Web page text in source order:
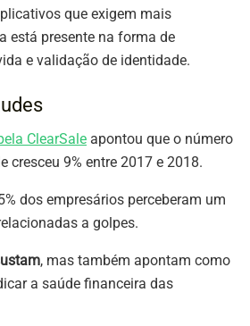
que exigem mais
está presente na forma de
e validação de identidade.
ClearSale apontou que o número
cresceu 9% entre 2017 e 2018.
dos empresários perceberam um
a golpes.
, mas também apontam como
a saúde financeira das